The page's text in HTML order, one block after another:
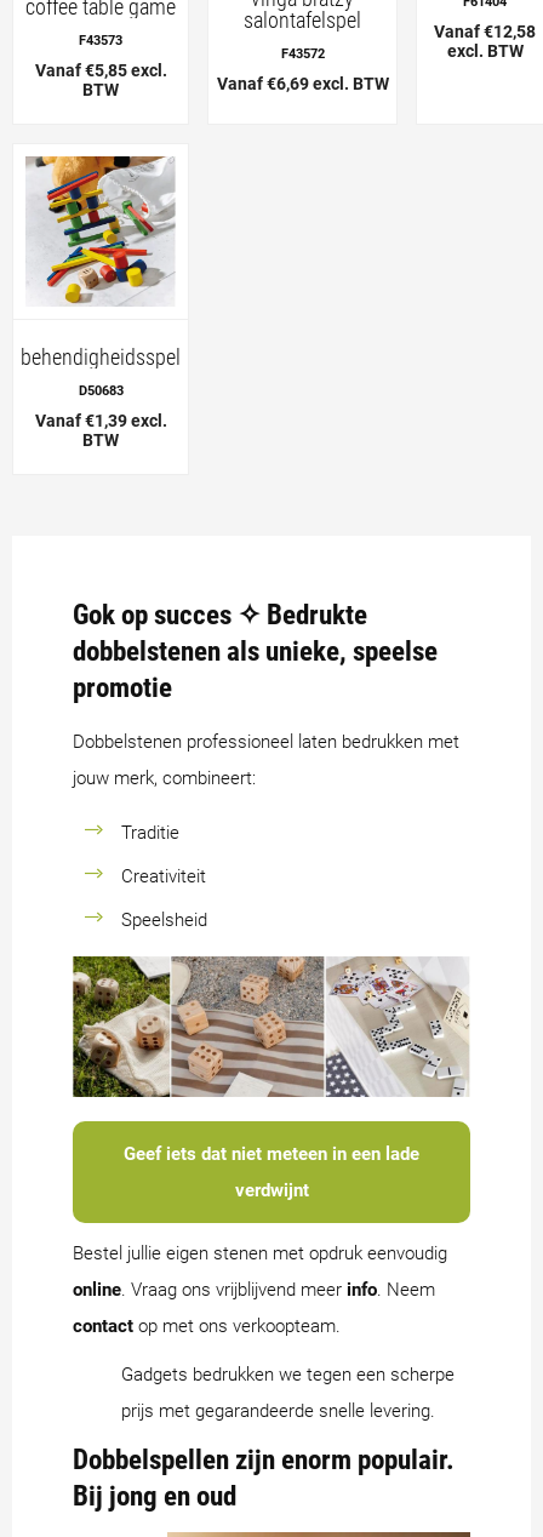
coffee table game
F43573
Vanaf €5,85 excl.
BTW
salontafelspel
F43572
Vanaf €6,69 excl. BTW
Vanaf €12,58
excl. BTW
behendigheidsspel
D50683
Vanaf €1,39 excl.
BTW
Gok op succes ✧ Bedrukte
dobbelstenen als unieke, speelse
promotie
Dobbelstenen professioneel laten bedrukken met
jouw merk, combineert:
Traditie
Creativiteit
Speelsheid
Geef iets dat niet meteen in een lade
verdwijnt
Bestel jullie eigen stenen met opdruk eenvoudig
online. Vraag ons vrijblijvend meer info. Neem
contact op met ons verkoopteam.
Gadgets bedrukken we tegen een scherpe
prijs met gegarandeerde snelle levering.
Dobbelspellen zijn enorm populair.
Bij jong en oud